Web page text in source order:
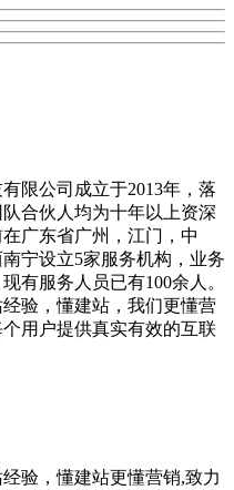
限公司成立于2013年，落
合伙人均为十年以上资深
广东省广州，江门，中
宁设立5家服务机构，业务
有服务人员已有100余人。
验，懂建站，我们更懂营
用户提供真实有效的互联
验，懂建站更懂营销,致力